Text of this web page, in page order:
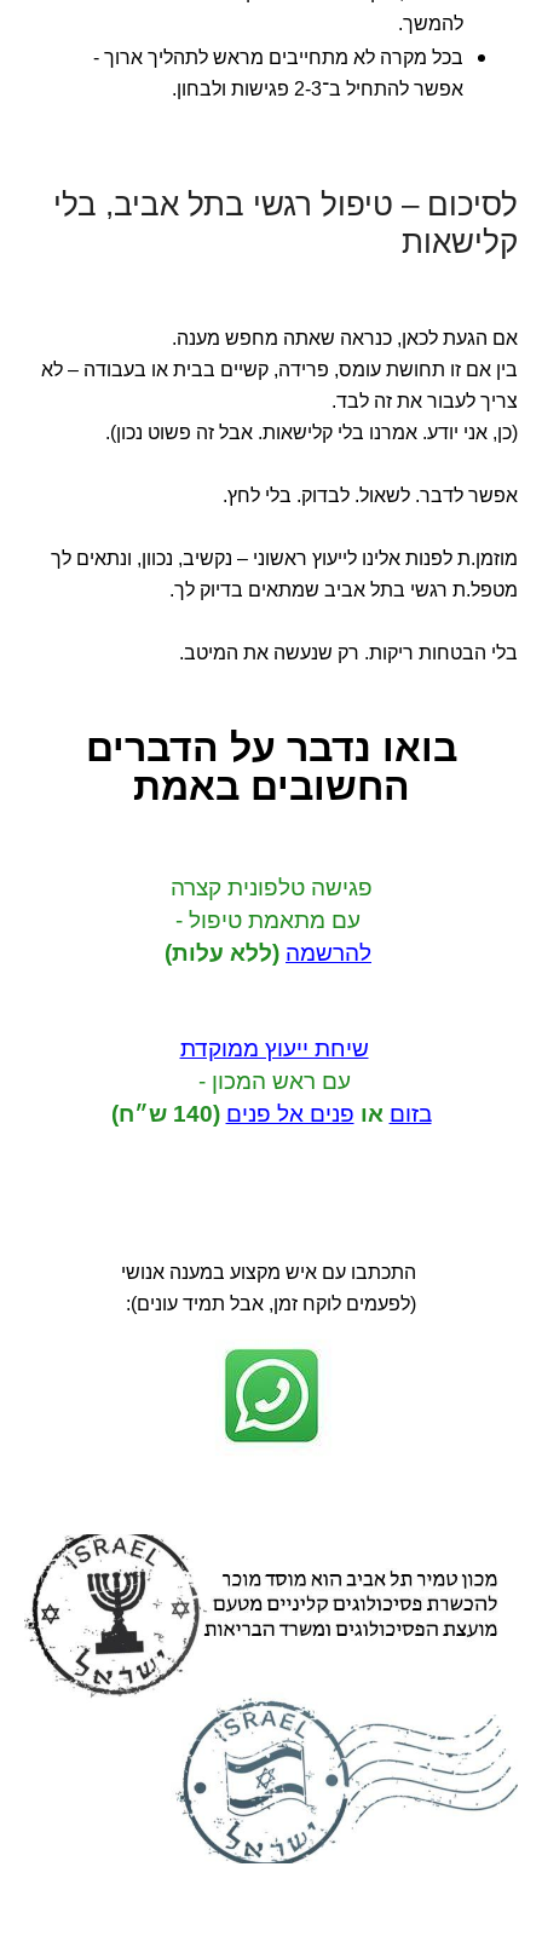
להמשך.
בכל מקרה לא מתחייבים מראש לתהליך ארוך -
אפשר להתחיל ב־2-3 פגישות ולבחון.
לסיכום – טיפול רגשי בתל אביב, בלי
קלישאות
אם הגעת לכאן, כנראה שאתה מחפש מענה.
בין אם זו תחושת עומס, פרידה, קשיים בבית או בעבודה – לא
צריך לעבור את זה לבד.
(כן, אני יודע. אמרנו בלי קלישאות. אבל זה פשוט נכון).
אפשר לדבר. לשאול. לבדוק. בלי לחץ.
מוזמן.ת לפנות אלינו לייעוץ ראשוני – נקשיב, נכוון, ונתאים לך
מטפל.ת רגשי בתל אביב שמתאים בדיוק לך.
בלי הבטחות ריקות. רק שנעשה את המיטב.
בואו נדבר על הדברים
החשובים באמת
פגישה טלפונית קצרה
עם מתאמת טיפול -
להרשמה (ללא עלות)
שיחת ייעוץ ממוקדת
עם ראש המכון -
בזום או פנים אל פנים (140 ש״ח)
התכתבו עם איש מקצוע במענה אנושי
(לפעמים לוקח זמן, אבל תמיד עונים):